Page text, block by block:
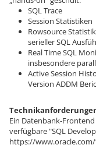
SQL Trace
Session Statistiken
Rowsource
serieller SQL
Real Time SQL
insbesondere
Active Session
Version ADDM
Ein Datenbank-
verfügbare "SQL
https://